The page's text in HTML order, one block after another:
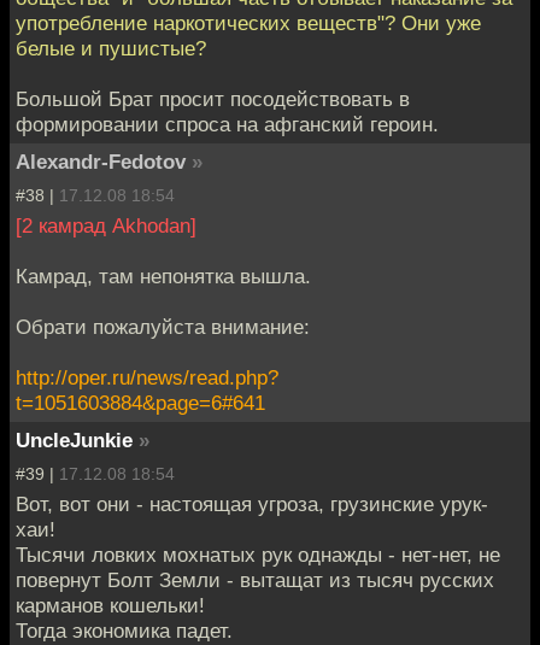
употребление наркотических веществ"? Они уже
белые и пушистые?
Большой Брат просит посодействовать в
формировании спроса на афганский героин.
Alexandr-Fedotov »
#38 | 17.12.08 18:54
[2 камрад Akhodan]
Камрад, там непонятка вышла.
Обрати пожалуйста внимание:
http://oper.ru/news/read.php?
t=1051603884&page=6#641
UncleJunkie »
#39 | 17.12.08 18:54
Вот, вот они - настоящая угроза, грузинские урук-
хаи!
Тысячи ловких мохнатых рук однажды - нет-нет, не
повернут Болт Земли - вытащат из тысяч русских
карманов кошельки!
Тогда экономика падет.